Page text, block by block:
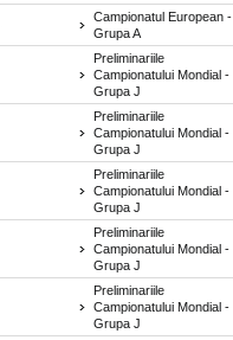
Campionatul European -
Grupa A
Preliminariile
Campionatului Mondial -
Grupa J
Preliminariile
Campionatului Mondial -
Grupa J
Preliminariile
Campionatului Mondial -
Grupa J
Preliminariile
Campionatului Mondial -
Grupa J
Preliminariile
Campionatului Mondial -
Grupa J